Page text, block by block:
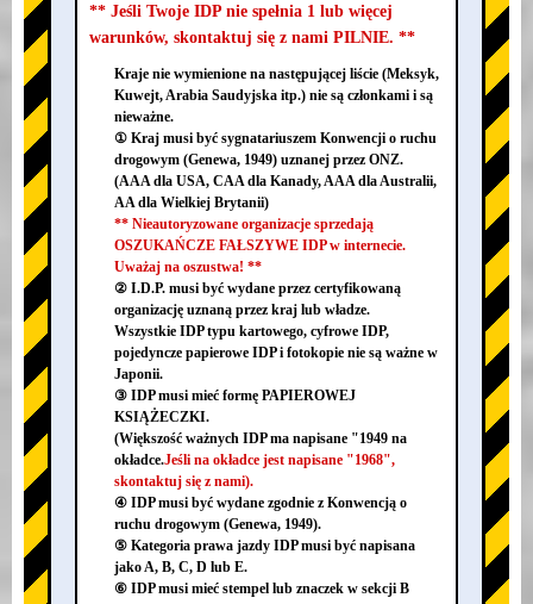
** Jeśli Twoje IDP nie spełnia 1 lub więcej
warunków, skontaktuj się z nami PILNIE. **
Kraje nie wymienione na następującej liście (Meksyk,
Kuwejt, Arabia Saudyjska itp.) nie są członkami i są
nieważne.
① Kraj musi być sygnatariuszem Konwencji o ruchu
drogowym (Genewa, 1949) uznanej przez ONZ.
(AAA dla USA, CAA dla Kanady, AAA dla Australii,
AA dla Wielkiej Brytanii)
** Nieautoryzowane organizacje sprzedają
OSZUKAŃCZE FAŁSZYWE IDP w internecie.
Uważaj na oszustwa! **
② I.D.P. musi być wydane przez certyfikowaną
organizację uznaną przez kraj lub władze.
Wszystkie IDP typu kartowego, cyfrowe IDP,
pojedyncze papierowe IDP i fotokopie nie są ważne w
Japonii.
③ IDP musi mieć formę PAPIEROWEJ
KSIĄŻECZKI.
(Większość ważnych IDP ma napisane "1949 na
okładce.Jeśli na okładce jest napisane "1968",
skontaktuj się z nami).
④ IDP musi być wydane zgodnie z Konwencją o
ruchu drogowym (Genewa, 1949).
⑤ Kategoria prawa jazdy IDP musi być napisana
jako A, B, C, D lub E.
⑥ IDP musi mieć stempel lub znaczek w sekcji B